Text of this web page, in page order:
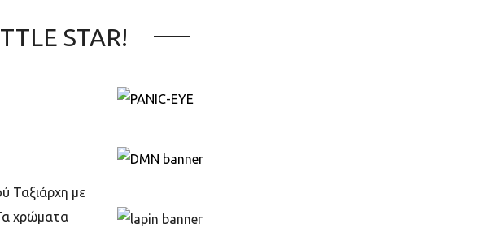
STAR!
Ταξιάρχη με
χρώματα